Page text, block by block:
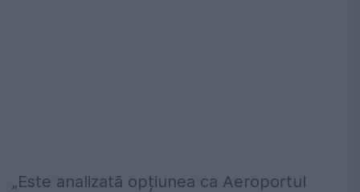
„Este analizată opțiunea ca Aeroportul